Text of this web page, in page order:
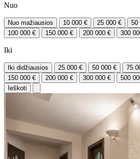
Nuo
Nuo mažiausios 10 000 € 25 000 € 50
100 000 €
150 000 € 200 000 € 300
Iki
Iki didžiausios 25 000 € 50 000 € 75
150 000 €
200 000 € 300 000 € 500
Ieškoti